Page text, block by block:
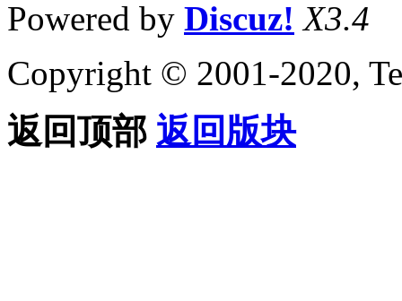
Powered by Discuz! X3.4
Copyright © 2001-2020,
返回顶部 返回版块